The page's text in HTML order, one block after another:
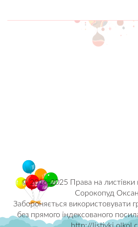
© 2016-2025 Права на листівки
Сорокопуд
Забороняється використовувати
без прямого індексованого